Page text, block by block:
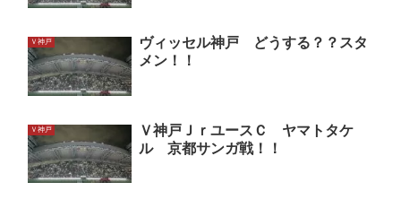
Ｖ神戸
ヴィッセル神戸 どうする？？スタ
メン！！
Ｖ神戸
Ｖ神戸ＪｒユースＣ ヤマトタケ
ル 京都サンガ戦！！